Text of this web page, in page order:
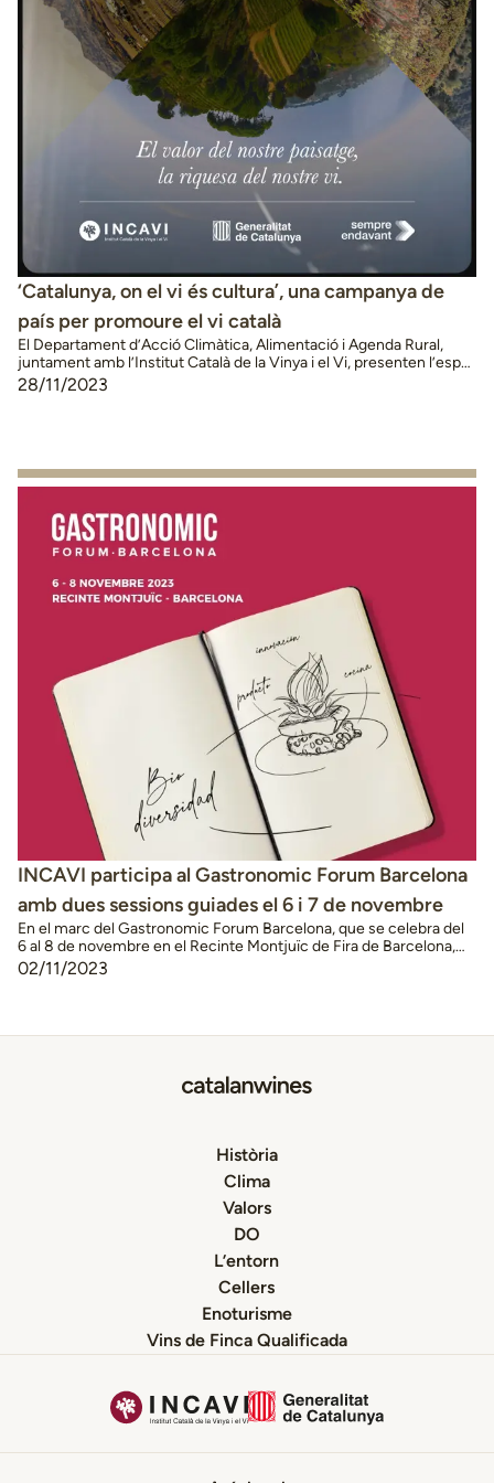
‘Catalunya, on el vi és cultura’, una campanya de
país per promoure el vi català
El Departament d’Acció Climàtica, Alimentació i Agenda Rural,
juntament amb l’Institut Català de la Vinya i el Vi, presenten l’espot
per celebrar el vi català, punt d’inici d’una campanya global mai
vista. El Departament d’Acció Climàtica, Alimentació i Agenda
28/11/2023
INCAVI participa al Gastronomic Forum Barcelona
amb dues sessions guiades el 6 i 7 de novembre
En el marc del Gastronomic Forum Barcelona, que se celebra del
6 al 8 de novembre en el Recinte Montjuïc de Fira de Barcelona,
l’INCAVI organitza una ponència amb tast que girarà al voltant de la
recuperació de la malvasia, una de les varietats de raïm amb més
02/11/2023
Història
Clima
Valors
DO
L’entorn
Cellers
Enoturisme
Vins de Finca Qualificada